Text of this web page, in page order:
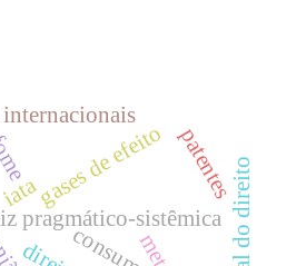
pragmático-sistêmica
gases de efeito
iata
internacionais
patentes